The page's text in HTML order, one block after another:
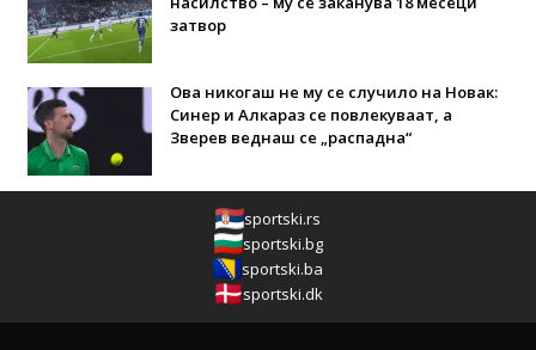
затвор
Ова никогаш не му се случило на Новак:
Синер и Алкараз се повлекуваат, а
Зверев веднаш се „распадна“
sportski.rs
sportski.bg
sportski.ba
sportski.dk